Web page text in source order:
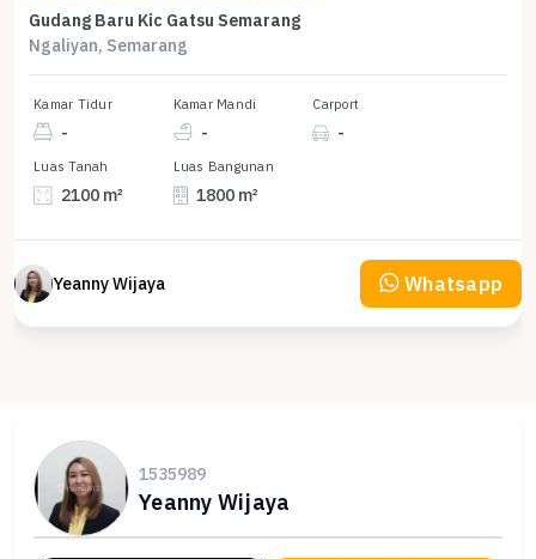
Gudang Baru Kic Gatsu Semarang
Ngaliyan, Semarang
Kamar Tidur
-
Kamar Mandi
-
Carport
-
Luas Tanah
2100 m²
Luas Bangunan
1800 m²
Yeanny Wijaya Whatsapp
1535989
Yeanny Wijaya